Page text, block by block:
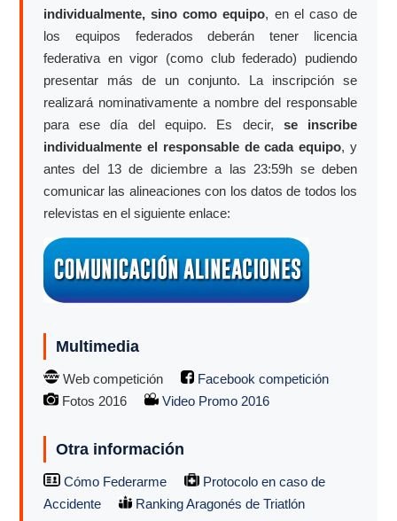
individualmente, sino como equipo, en el caso de
los equipos federados deberán tener licencia
federativa en vigor (como club federado) pudiendo
presentar más de un conjunto. La inscripción se
realizará nominativamente a nombre del responsable
para ese día del equipo. Es decir, se inscribe
individualmente el responsable de cada equipo, y
antes del 13 de diciembre a las 23:59h se deben
comunicar las alineaciones con los datos de todos los
relevistas en el siguiente enlace:
Multimedia
Web competición
Facebook competición
Fotos 2016
Video Promo 2016
Otra información
Cómo Federarme
Protocolo en caso de
Accidente
Ranking Aragonés de Triatlón